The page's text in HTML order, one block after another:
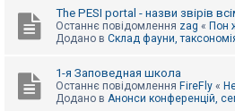
The PESI portal - назви звірів
Останнє повідомлення zag « Пон
Додано в Склад фауни,
1-я Заповедная школа
Останнє повідомлення FireFly «
Додано в Анонси конференцій,